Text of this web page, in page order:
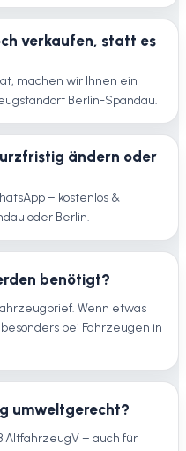
verkaufen, statt es
machen wir Ihnen ein
Berlin-Spandau.
ändern oder
– kostenlos &
oder Berlin.
benötigt?
Wenn etwas
bei Fahrzeugen in
umweltgerecht?
AltfahrzeugV – auch für